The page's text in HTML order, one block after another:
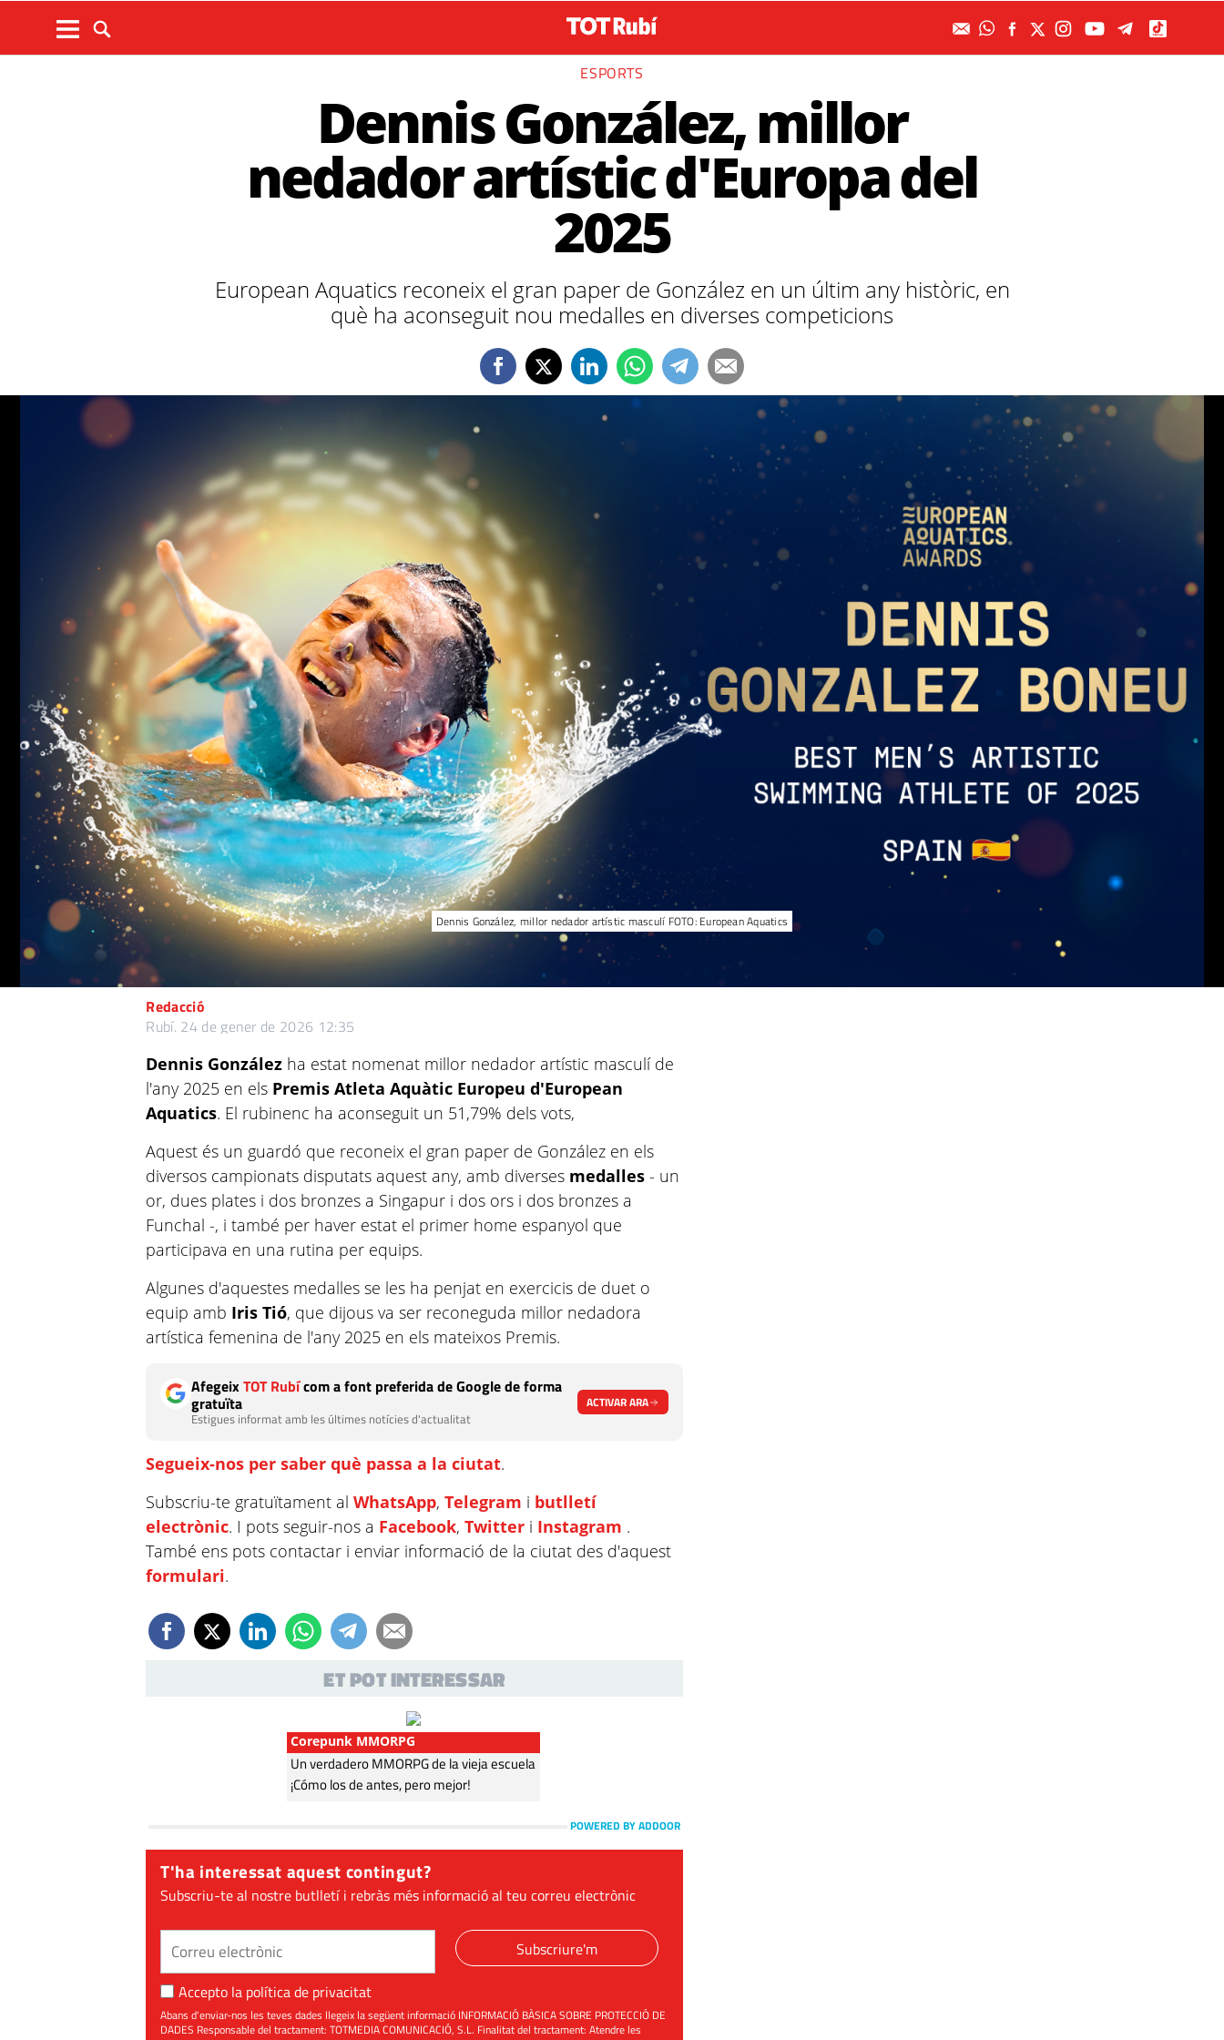
ESPORTS
Dennis González, millor
nedador artístic d'Europa del
2025
European Aquatics reconeix el gran paper de González en un últim any històric, en
què ha aconseguit nou medalles en diverses competicions
Dennis González, millor nedador artístic masculí FOTO: European Aquatics
Redacció
Rubí. 24 de gener de 2026 12:35
Dennis González ha estat nomenat millor nedador artístic masculí de
l'any 2025 en els Premis Atleta Aquàtic Europeu d'European
Aquatics. El rubinenc ha aconseguit un 51,79% dels vots,
Aquest és un guardó que reconeix el gran paper de González en els
diversos campionats disputats aquest any, amb diverses medalles- un
or, dues plates i dos bronzes a Singapur i dos ors i dos bronzes a
Funchal -, i també per haver estat el primer home espanyol que
participava en una rutina per equips.
Algunes d'aquestes medalles se les ha penjat en exercicis de duet o
equip amb Iris Tió, que dijous va ser reconeguda millor nedadora
artística femenina de l'any 2025 en els mateixos Premis.
AfegeixTOT Rubícom a font preferida de Google de forma
gratuïta
Estigues informat amb les últimes notícies d'actualitat
ACTIVAR ARA
Segueix-nos per saber què passa a la ciutat.
Subscriu-te gratuïtament alWhatsApp,Telegram i butlletí
electrònic. I pots seguir-nos a Facebook,Twitter i Instagram .
També ens pots contactar i enviar informació de la ciutat des d'aquest
formulari.
ET POT INTERESSAR
Corepunk MMORPG
Un verdadero MMORPG de la vieja escuela
¡Cómo los de antes, pero mejor!
POWERED BY ADDOOR
T'ha interessat aquest contingut?
Subscriu-te al nostre butlletí i rebràs més informació al teu correu electrònic
Subscriure'm
Accepto la política de privacitat
Abans d'enviar-nos les teves dades llegeix la següent informació INFORMACIÓ BÀSICA SOBRE PROTECCIÓ DE
DADES Responsable del tractament: TOTMEDIA COMUNICACIÓ, S.L. Finalitat del tractament: Atendre les